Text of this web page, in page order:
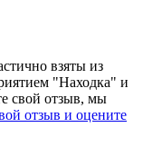
взяты из
"Находка" и
свой отзыв, мы
отзыв и оцените